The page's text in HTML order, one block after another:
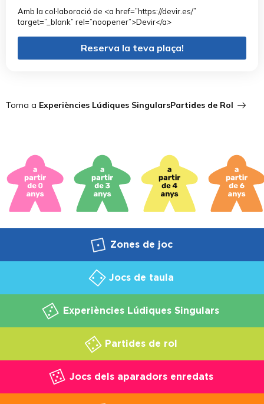
Amb la col·laboració de <a href=”https://devir .es/”
target=”_blank” rel=”noopener”>Devir</a>
Reserva la teva plaça!
Torna a Experiències Lúdiques SingularsPartides de Rol
Zones de joc
Jocs de taula
Experiències Lúdiques Singulars
Partides de rol
Jocs dels aparadors enredats